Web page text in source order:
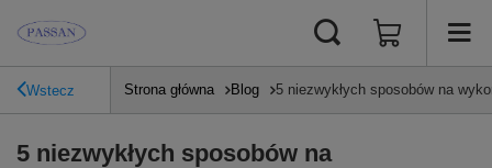
Wstecz Strona główna Blog 5 niezwykłych sposobów na
5 niezwykłych sposobów na